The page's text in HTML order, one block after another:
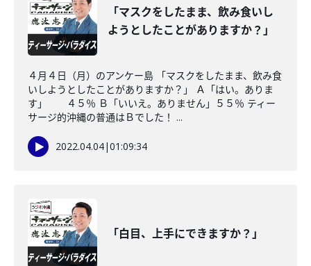
「マスクをしたまま、飲み食いし
ようとしたことがありますか？」
４月４日（月）のアンケー島 「マスクをしたまま、飲み食
いしようとしたことがありますか？」 Ａ「はい。ありま
す」 ４５％ Ｂ「いいえ。ありません」５５％ ティー
サージ的沖縄の普通はＢでした！ ...
2022.04.04|01:09:34
「白目、上手にできますか？」